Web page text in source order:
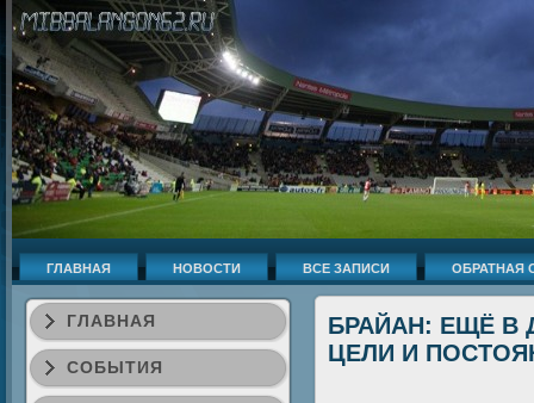
ГЛАВНАЯ НОВОСТИ ВСЕ ЗАПИСИ ОБРАТНАЯ
ГЛАВНАЯ
СОБЫТИЯ
БРАЙАН: ЕЩЁ В
ЦЕЛИ И